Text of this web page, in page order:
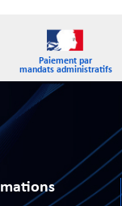
Paiement par
mandats administratifs